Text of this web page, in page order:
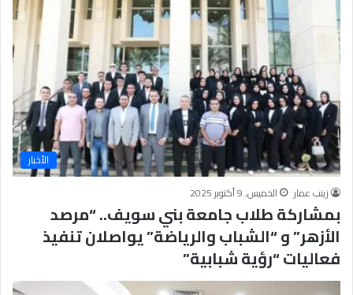
الأخبار
زينب عمار
الخميس, 9 أكتوبر 2025
بمشاركة طلاب جامعة بني سويف.. “مرصد
الأزهر” و “الشباب والرياضة” يواصلان تنفيذ
فعاليات “رؤية شبابية”
ي
م
ا
ن
يَّ
ة
و
ا
ل
أ
خ
ل
ق
يَّ
ة